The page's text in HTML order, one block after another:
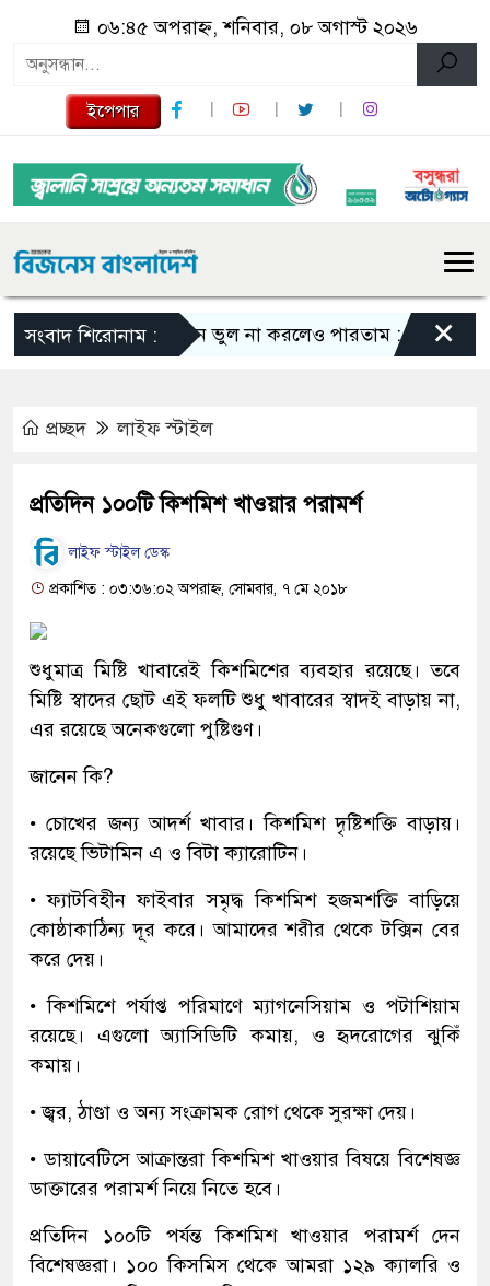
০৬:৪৫ অপরাহ্ন, শনিবার, ০৮ অগাস্ট ২০২৬
ইপেপার
সংবাদ শিরোনাম :এমন ভুল না করলেও পারতাম : শাকিব খান
×
প্রচ্ছদ লাইফ স্টাইল
প্রতিদিন ১০০টি কিশমিশ খাওয়ার পরামর্শ
লাইফ স্টাইল ডেস্ক
প্রকাশিত : ০৩:৩৬:০২ অপরাহ্ন, সোমবার, ৭ মে ২০১৮
শুধুমাত্র মিষ্টি খাবারেই কিশমিশের ব্যবহার রয়েছে। তবে
মিষ্টি স্বাদের ছোট এই ফলটি শুধু খাবারের স্বাদই বাড়ায় না,
এর রয়েছে অনেকগুলো পুষ্টিগুণ।
জানেন কি?
• চোখের জন্য আদর্শ খাবার। কিশমিশ দৃষ্টিশক্তি বাড়ায়।
রয়েছে ভিটামিন এ ও বিটা ক্যারোটিন।
• ফ্যাটবিহীন ফাইবার সমৃদ্ধ কিশমিশ হজমশক্তি বাড়িয়ে
কোষ্ঠাকাঠিন্য দূর করে। আমাদের শরীর থেকে টক্সিন বের
করে দেয়।
• কিশমিশে পর্যাপ্ত পরিমাণে ম্যাগনেসিয়াম ও পটাশিয়াম
রয়েছে। এগুলো অ্যাসিডিটি কমায়, ও হৃদরোগের ঝুকিঁ
কমায়।
• জ্বর, ঠাণ্ডা ও অন্য সংক্রামক রোগ থেকে সুরক্ষা দেয়।
• ডায়াবেটিসে আক্রান্তরা কিশমিশ খাওয়ার বিষয়ে বিশেষজ্ঞ
ডাক্তারের পরামর্শ নিয়ে নিতে হবে।
প্রতিদিন ১০০টি পর্যন্ত কিশমিশ খাওয়ার পরামর্শ দেন
বিশেষজ্ঞরা। ১০০ কিসমিস থেকে আমরা ১২৯ ক্যালরি ও